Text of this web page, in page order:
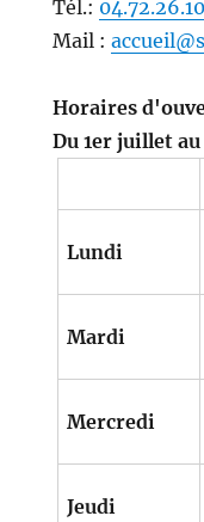
Tél.:
Mail :
Horaires
Du 1er juillet
Lundi
Mardi
Mercredi
Jeudi